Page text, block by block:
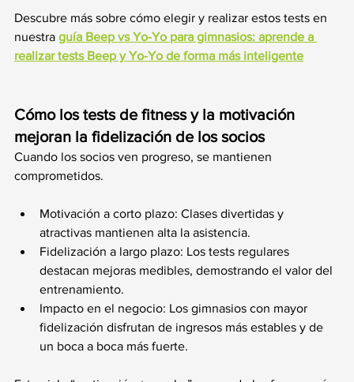
Descubre más sobre cómo elegir y realizar estos tests en
nuestra guía Beep vs Yo-Yo para gimnasios: aprende a
realizar tests Beep y Yo-Yo de forma más inteligente
Cómo los tests de fitness y la motivación
mejoran la fidelización de los socios
Cuando los socios ven progreso, se mantienen
comprometidos.
Motivación a corto plazo: Clases divertidas y
atractivas mantienen alta la asistencia.
Fidelización a largo plazo: Los tests regulares
destacan mejoras medibles, demostrando el valor del
entrenamiento.
Impacto en el negocio: Los gimnasios con mayor
fidelización disfrutan de ingresos más estables y de
un boca a boca más fuerte.